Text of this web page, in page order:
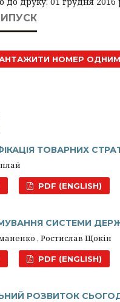
НОМЕР
ТОВАРНИХ
PDF (ENGLISH)
СИСТЕМИ
, Ростислав Щокін
PDF (ENGLISH)
РОЗВИТОК